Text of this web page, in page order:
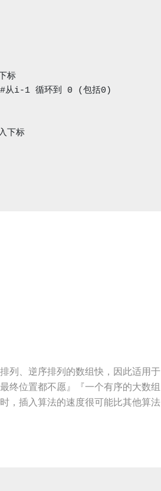
标
i-1 循环到 0 (包括0)
下标
列、逆序排列的数组快，因此适用于
终位置都不愿』『一个有序的大数组
，插入算法的速度很可能比其他算法